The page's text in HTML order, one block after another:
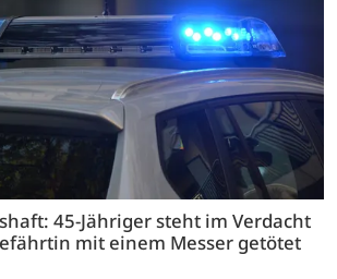
45-Jähriger steht im Verdacht
mit einem Messer getötet